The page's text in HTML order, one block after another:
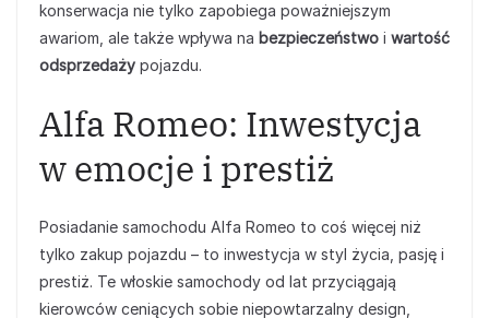
konserwacja nie tylko zapobiega poważniejszym
awariom, ale także wpływa na bezpieczeństwo i wartość
odsprzedaży pojazdu.
Alfa Romeo: Inwestycja
w emocje i prestiż
Posiadanie samochodu Alfa Romeo to coś więcej niż
tylko zakup pojazdu – to inwestycja w styl życia, pasję i
prestiż. Te włoskie samochody od lat przyciągają
kierowców ceniących sobie niepowtarzalny design,